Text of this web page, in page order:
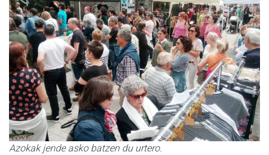
Azokak jende asko batzen du urtero.